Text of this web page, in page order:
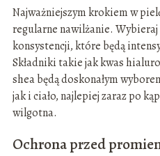
Najważniejszym krokiem w
regularne nawilżanie.
konsystencji, które będą
Składniki takie jak kwas
shea będą doskonałym
jak i ciało, najlepiej zaraz po
wilgotna.
Ochrona przed